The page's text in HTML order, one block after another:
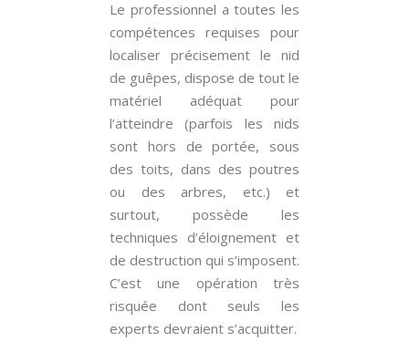
Le professionnel a toutes les
compétences requises pour
localiser précisement le nid
de guêpes, dispose de tout le
matériel adéquat pour
l’atteindre (parfois les nids
sont hors de portée, sous
des toits, dans des poutres
ou des arbres, etc.) et
surtout, possède les
techniques d’éloignement et
de destruction qui s’imposent.
C’est une opération très
risquée dont seuls les
experts devraient s’acquitter.